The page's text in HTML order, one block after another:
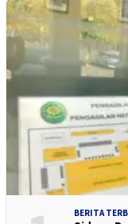
BERITA